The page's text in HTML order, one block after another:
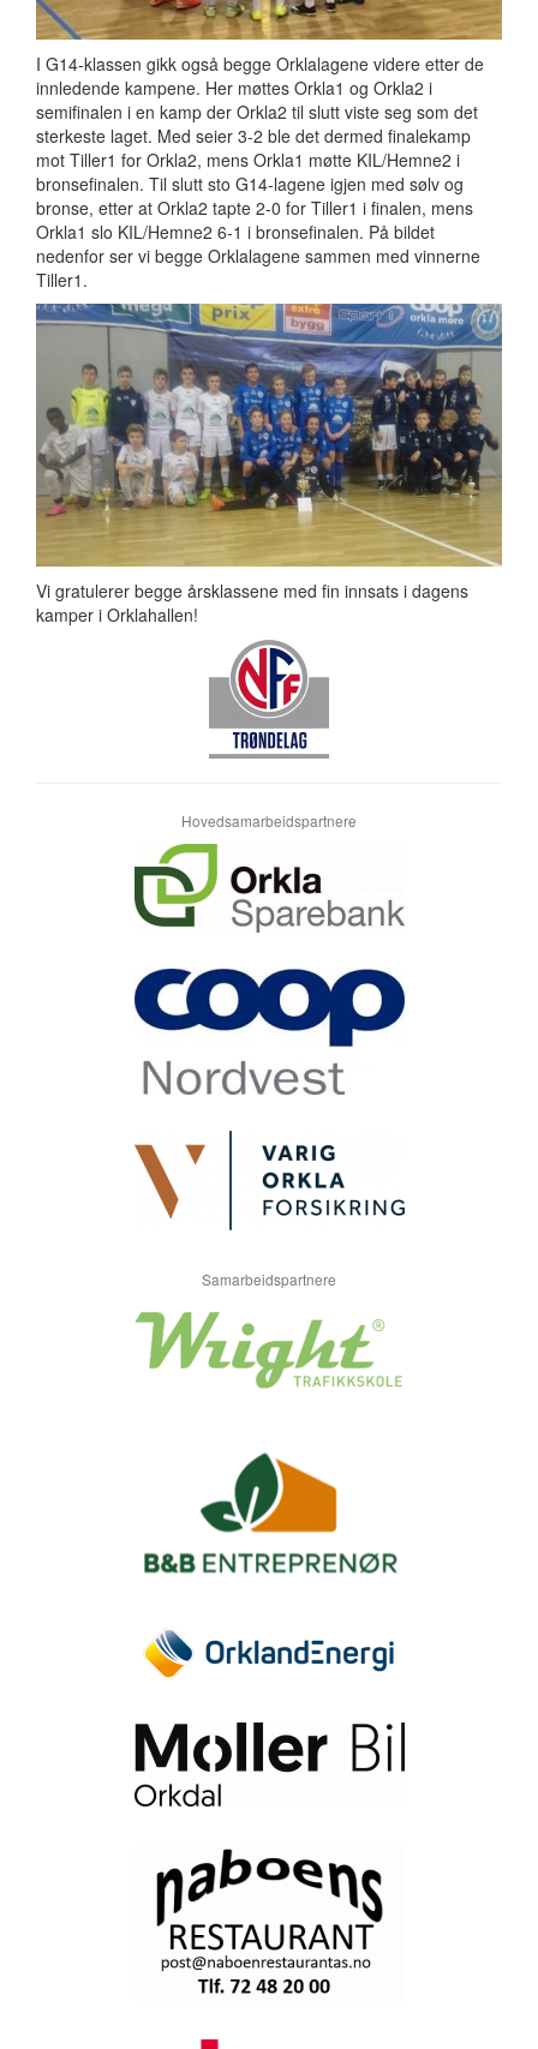
I G14-klassen gikk også begge Orklalagene videre etter de
innledende kampene. Her møttes Orkla1 og Orkla2 i
semifinalen i en kamp der Orkla2 til slutt viste seg som det
sterkeste laget. Med seier 3-2 ble det dermed finalekamp
mot Tiller1 for Orkla2, mens Orkla1 møtte KIL/Hemne2 i
bronsefinalen. Til slutt sto G14-lagene igjen med sølv og
bronse, etter at Orkla2 tapte 2-0 for Tiller1 i finalen, mens
Orkla1 slo KIL/Hemne2 6-1 i bronsefinalen. På bildet
nedenfor ser vi begge Orklalagene sammen med vinnerne
Tiller1.
Vi gratulerer begge årsklassene med fin innsats i dagens
kamper i Orklahallen!
Hovedsamarbeidspartnere
Samarbeidspartnere